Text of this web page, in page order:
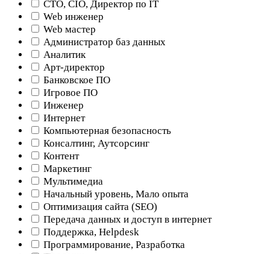
CTO, CIO, Директор по IT
Web инженер
Web мастер
Администратор баз данных
Аналитик
Арт-директор
Банковское ПО
Игровое ПО
Инженер
Интернет
Компьютерная безопасность
Консалтинг, Аутсорсинг
Контент
Маркетинг
Мультимедиа
Начальный уровень, Мало опыта
Оптимизация сайта (SEO)
Передача данных и доступ в интернет
Поддержка, Helpdesk
Программирование, Разработка